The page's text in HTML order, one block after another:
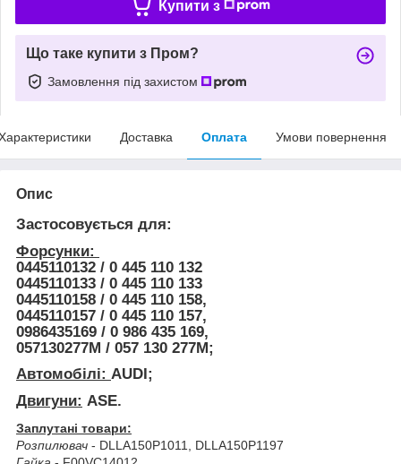
Купити з
Що таке купити з Пром?
Замовлення під захистом
Доставка Оплата Умови повернення
Опис
Застосовується для:
Форсунки:
0445110132 / 0 445 110 132
0445110133 / 0 445 110 133
0445110158 / 0 445 110 158,
0445110157 / 0 445 110 157,
0986435169 / 0 986 435 169,
057130277M / 057 130 277M;
Автомобілі: AUDI;
Двигуни: ASE.
Заплутані товари:
Розпилювач - DLLA150P1011, DLLA150P1197